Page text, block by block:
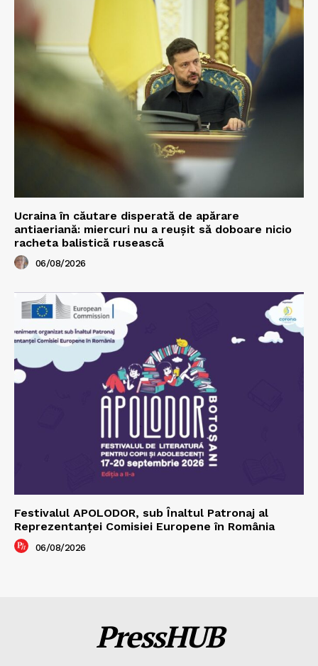
Ucraina în căutare disperată de apărare
antiaeriană: miercuri nu a reușit să doboare nicio
racheta balistică rusească
06/08/2026
Festivalul APOLODOR, sub Înaltul Patronaj al
Reprezentanței Comisiei Europene în România
06/08/2026
PressHUB